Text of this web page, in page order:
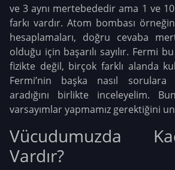
ve 3 aynı mertebededir ama 1 ve
farkı vardır. Atom bombası
hesaplamaları, doğru cevaba
olduğu için başarılı sayılır. Fermi
fizikte değil, birçok farklı alanda
Fermi’nin başka nasıl
aradığını birlikte inceleyelim.
varsayımlar yapmamız gerektiğini
Vücudumuzda
Vardır?